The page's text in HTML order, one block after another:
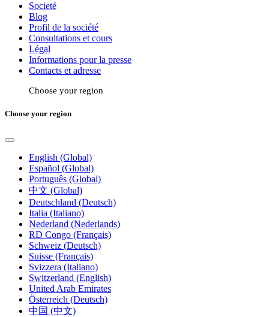
Societé
Blog
Profil de la société
Consultations et cours
Légal
Informations pour la presse
Contacts et adresse
Choose your region
Choose your region
English (Global)
Español (Global)
Português (Global)
中文 (Global)
Deutschland (Deutsch)
Italia (Italiano)
Nederland (Nederlands)
RD Congo (Français)
Schweiz (Deutsch)
Suisse (Français)
Svizzera (Italiano)
Switzerland (English)
United Arab Emirates
Österreich (Deutsch)
中国 (中文)